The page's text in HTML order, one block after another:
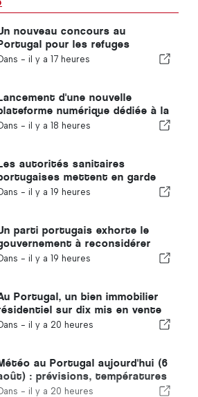
nouveau concours au
pour les refuges
- il y a 17 heures
d'une nouvelle
numérique dédiée à la
au Portugal
- il y a 18 heures
autorités sanitaires
mettent en garde
les risques de noyade
- il y a 19 heures
parti portugais exhorte le
à reconsidérer
de la Coupe du
- il y a 19 heures
Portugal, un bien immobilier
sur dix mis en vente
vend en moins d'une semaine
- il y a 20 heures
au Portugal aujourd'hui (6
: prévisions, températures
à quoi s'attendre
- il y a 20 heures